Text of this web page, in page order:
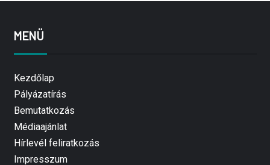
MENÜ
Kezdőlap
Pályázatírás
Bemutatkozás
Médiaajánlat
Hírlevél feliratkozás
Impresszum